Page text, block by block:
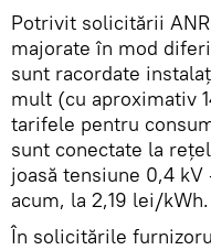
Potrivit solicitării
majorate în mod
sunt racordate
mult (cu aproximativ
tarifele pentru
sunt conectate la
joasă tensiune 0,4
acum, la 2,19 lei/kWh.
În solicitările